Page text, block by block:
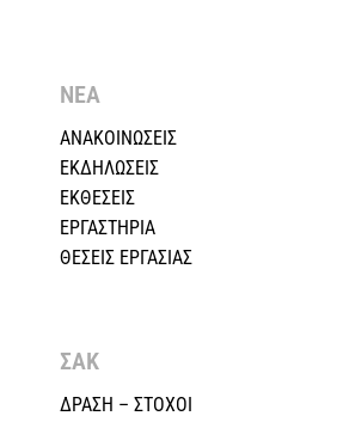
ΝΕΑ
ΑΝΑΚΟΙΝΩΣΕΙΣ
ΕΚΔΗΛΩΣΕΙΣ
ΕΚΘΕΣΕΙΣ
ΕΡΓΑΣΤΗΡΙΑ
ΘΕΣΕΙΣ ΕΡΓΑΣΙΑΣ
ΣΑΚ
ΔΡΑΣΗ – ΣΤΟΧΟΙ